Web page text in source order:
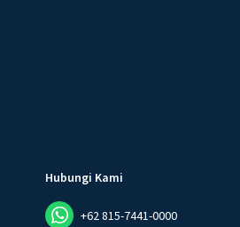
Hubungi Kami
+62 815-7441-0000